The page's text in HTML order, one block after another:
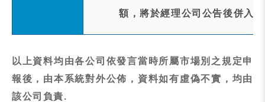
額，將於經理公司公告後併入
以上資料均由各公司依發言當時所屬市場別之規定申
報後，由本系統對外公佈，資料如有虛偽不實，均由
該公司負責.